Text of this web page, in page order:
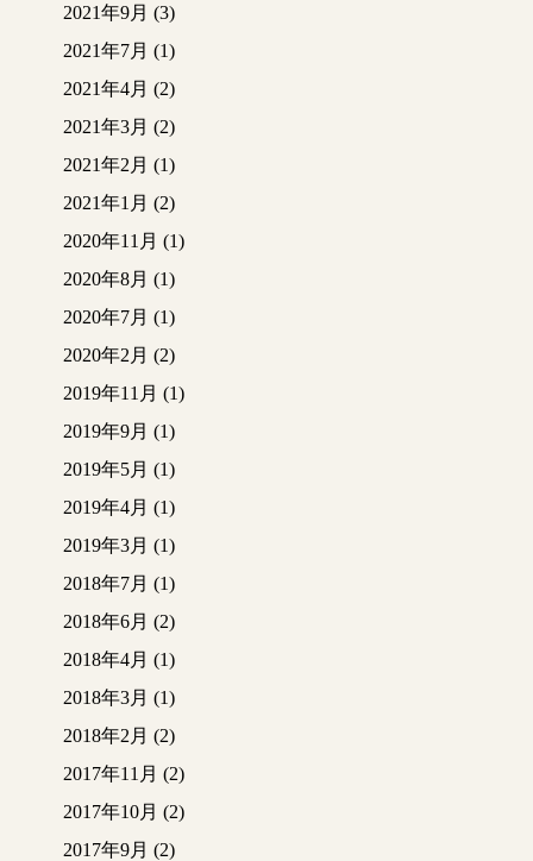
2021年9月 (3)
2021年7月 (1)
2021年4月 (2)
2021年3月 (2)
2021年2月 (1)
2021年1月 (2)
2020年11月 (1)
2020年8月 (1)
2020年7月 (1)
2020年2月 (2)
2019年11月 (1)
2019年9月 (1)
2019年5月 (1)
2019年4月 (1)
2019年3月 (1)
2018年7月 (1)
2018年6月 (2)
2018年4月 (1)
2018年3月 (1)
2018年2月 (2)
2017年11月 (2)
2017年10月 (2)
2017年9月 (2)